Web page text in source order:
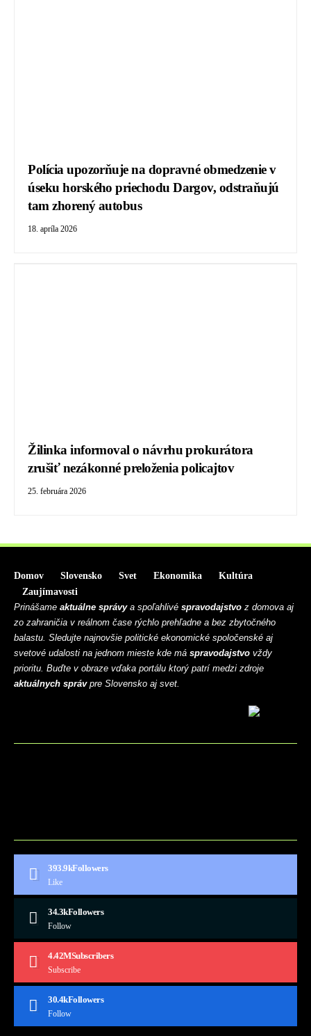
Polícia upozorňuje na dopravné obmedzenie v
úseku horského priechodu Dargov, odstraňujú
tam zhorený autobus
18. apríla 2026
Žilinka informoval o návrhu prokurátora
zrušiť nezákonné preloženia policajtov
25. februára 2026
Domov Slovensko Svet Ekonomika
Kultúra
Zaujímavosti
Prinášame aktuálne správya spoľahlivé spravodajstvo z domova aj
zo zahraničia v reálnom čase rýchlo prehľadne a bez zbytočného
balastu. Sledujte najnovšie politické ekonomické spoločenské aj
svetové udalosti na jednom mieste kde má spravodajstvo vždy
prioritu. Buďte v obraze vďaka portálu ktorý patrí medzi zdroje
aktuálnych správpre Slovensko aj svet.
393.9kFollowers
Like
34.3kFollowers
Follow
4.42MSubscribers
Subscribe
30.4kFollowers
Follow